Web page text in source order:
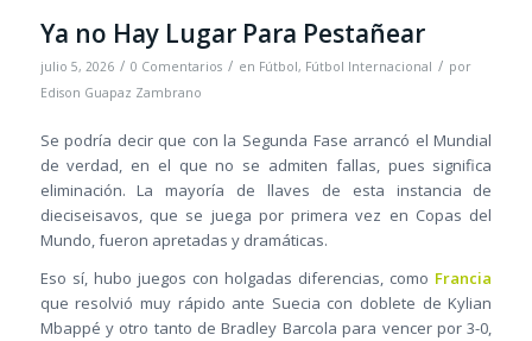
Ya no Hay Lugar Para Pestañear
julio 5, 2026 / 0 Comentarios / en Fútbol, Fútbol Internacional / por
Edison Guapaz Zambrano
Se podría decir que con la Segunda Fase arrancó el Mundial
de verdad, en el que no se admiten fallas, pues significa
eliminación. La mayoría de llaves de esta instancia de
dieciseisavos, que se juega por primera vez en Copas del
Mundo, fueron apretadas y dramáticas.
Eso sí, hubo juegos con holgadas diferencias, como Francia
que resolvió muy rápido ante Suecia con doblete de Kylian
Mbappé y otro tanto de Bradley Barcola para vencer por 3-0,